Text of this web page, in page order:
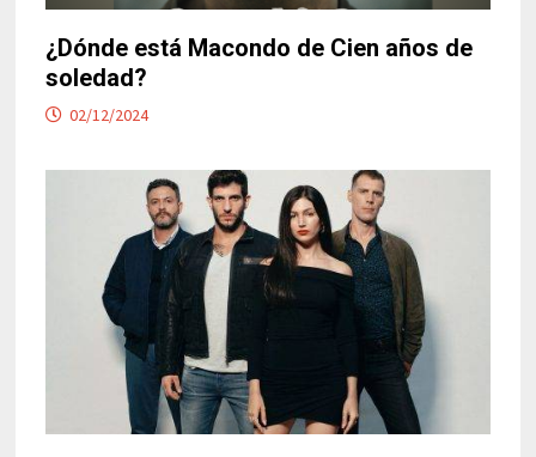
¿Dónde está Macondo de Cien años de
soledad?
02/12/2024